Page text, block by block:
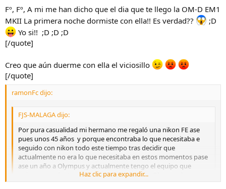
Fº, Fº, A mi me han dicho que el dia que te llego la OM-D EM1
MKII La primera noche dormiste con ella!! Es verdad??
;D
Yo si!! ;D ;D ;D
[/quote]
Creo que aún duerme con ella el viciosillo
[/quote]
ramonFc dijo:
FJS-MALAGA dijo:
Por pura casualidad mi hermano me regaló una nikon FE ase
pues unos 45 años y porque encontraba lo que necesitaba e
seguido con nikon todo este tiempo tras decidir que
actualmente no era lo que necesitaba en estos momentos pase
ase un año a Olympus y actualmente tengo el equipo que
quiero y se adapta a mí necesidades aunque Olympus la casque
yo seguiré con mi actual equipo mucho tiempo tengo claro que
Haz clic para expandir...